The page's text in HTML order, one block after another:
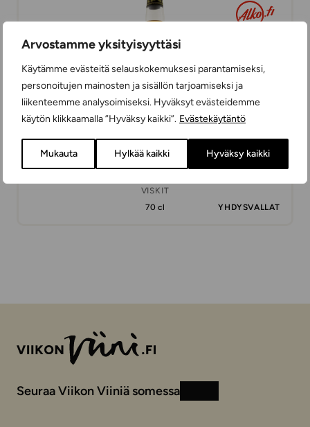
Arvostamme yksityisyyttäsi
Käytämme evästeitä selauskokemuksesi parantamiseksi,
personoitujen mainosten ja sisällön tarjoamiseksi ja
liikenteemme analysoimiseksi. Hyväksyt evästeidemme
käytön klikkaamalla ”Hyväksy kaikki”. Evästekäytäntö
Mukauta Hylkää kaikki Hyväksy kaikki
VISKIT
70 cl
YHDYSVALLAT
Seuraa Viikon Viiniä somessa